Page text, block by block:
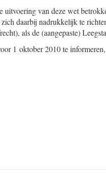
uitvoering van deze wet
daarbij nadrukkelijk te
als de (aangepaste)
1 oktober 2010 te informeren,